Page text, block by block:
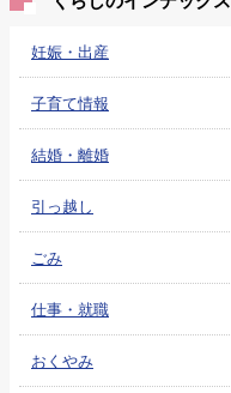
妊娠・出産
子育て情報
結婚・離婚
引っ越し
ごみ
仕事・就職
おくやみ